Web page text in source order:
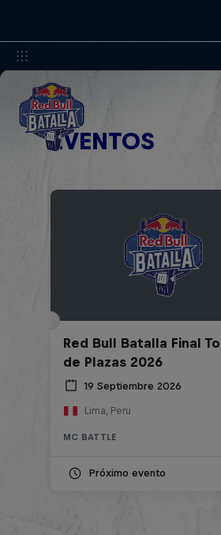
EVENTOS
Red Bull Batalla Final
de Plazas 2026
19 Septiembre 2026
Lima, Peru
MC BATTLE
Próximo evento